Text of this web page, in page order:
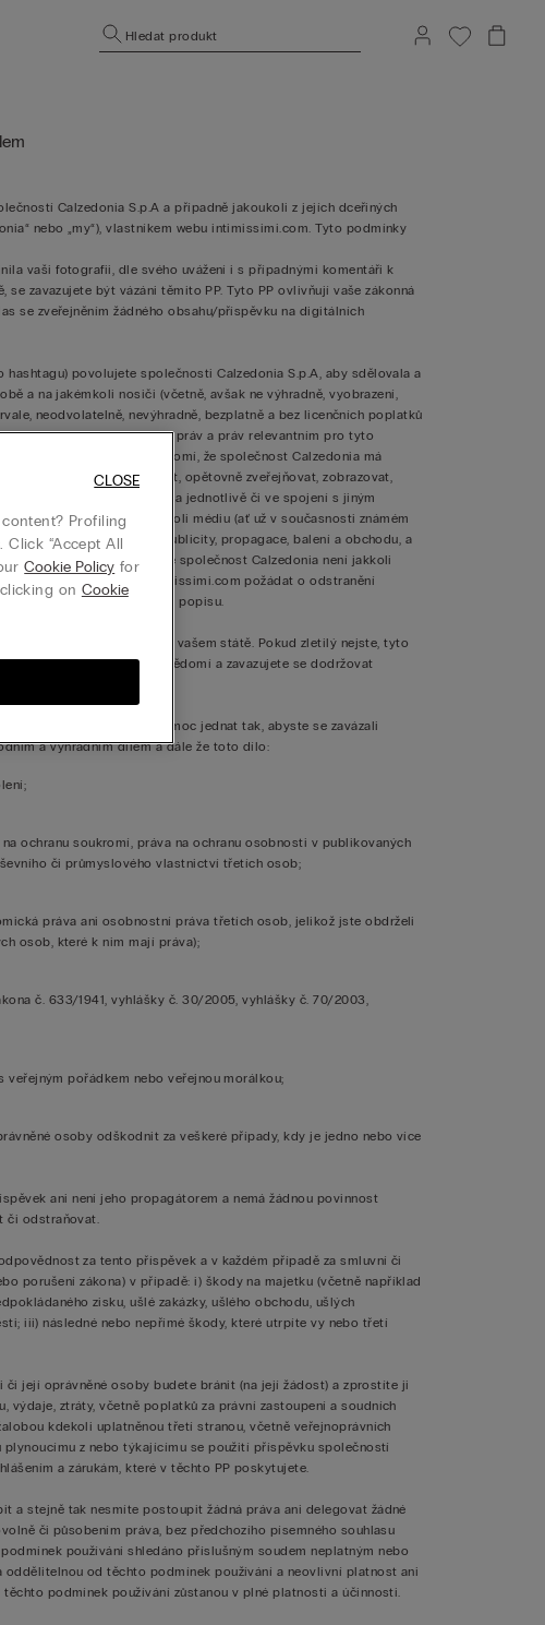
Hledat produkt
Calzedonia S.p.A a případně jakoukoli z jejích dceřiných
nebo „my“), vlastníkem webu intimissimi.com. Tyto podmínky
vaši fotografii, dle svého uvážení i s případnými komentáři k
zavazujete být vázáni těmito PP. Tyto PP ovlivňují vaše zákonná
se zveřejněním žádného obsahu/příspěvku na digitálních
povolujete společnosti Calzedonia S.p.A, aby sdělovala a
a na jakémkoli nosiči (včetně, avšak ne výhradně, vyobrazení,
neodvolatelně, nevýhradně, bezplatně a bez licenčních poplatků
týkajících se autorských práv a práv relevantním pro tyto
Výslovně tak berete na vědomí, že společnost Calzedonia má
odvozená díla, zveřejňovat, opětovně zveřejňovat, zobrazovat,
zcela nebo zčásti a jednotlivě či ve spojení s jiným
vyobrazení, na jakémkoli médiu (ať už v současnosti známém
ne výhradně, reklamy, publicity, propagace, balení a obchodu, a
přičemž se má za to, že společnost Calzedonia není jakkoli
e-mailu na hello@intimissimi.com požádat o odstranění
vaši fotografii bez vašeho popisu.
dospělý dle předpisů ve vašem státě. Pokud zletilý nejste, tyto
Kromě toho berete na vědomí a zavazujete se dodržovat
důvodů práva a pravomoc jednat tak, abyste se zavázali
a výhradním dílem a dále že toto dílo:
ochranu soukromí, práva na ochranu osobnosti v publikovaných
či průmyslového vlastnictví třetích osob;
práva ani osobnostní práva třetích osob, jelikož jste obdrželi
osob, které k nim mají práva);
č. 633/1941, vyhlášky č. 30/2005, vyhlášky č. 70/2003,
pořádkem nebo veřejnou morálkou;
osoby odškodnit za veškeré případy, kdy je jedno nebo více
ani není jeho propagátorem a nemá žádnou povinnost
či odstraňovat.
za tento příspěvek a v každém případě za smluvní či
porušení zákona) v případě: i) škody na majetku (včetně například
zisku, ušlé zakázky, ušlého obchodu, ušlých
iii) následné nebo nepřímé škody, které utrpíte vy nebo třetí
její oprávněné osoby budete bránit (na její žádost) a zprostíte ji
výdaje, ztráty, včetně poplatků za právní zastoupení a soudních
kdekoli uplatněnou třetí stranou, včetně veřejnoprávních
z nebo týkajícímu se použití příspěvku společností
a zárukám, které v těchto PP poskytujete.
a stejně tak nesmíte postoupit žádná práva ani delegovat žádné
či působením práva, bez předchozího písemného souhlasu
používání shledáno příslušným soudem neplatným nebo
oddělitelnou od těchto podmínek používání a neovlivní platnost ani
podmínek používání zůstanou v plné platnosti a účinnosti.
Profiling
“Accept All
Cookie Policy for
on Cookie
CLOSE